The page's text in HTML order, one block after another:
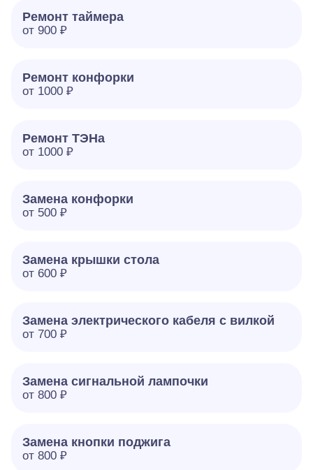
Ремонт таймера
от 900 ₽
Ремонт конфорки
от 1000 ₽
Ремонт ТЭНа
от 1000 ₽
Замена конфорки
от 500 ₽
Замена крышки стола
от 600 ₽
Замена электрического кабеля с вилкой
от 700 ₽
Замена сигнальной лампочки
от 800 ₽
Замена кнопки поджига
от 800 ₽